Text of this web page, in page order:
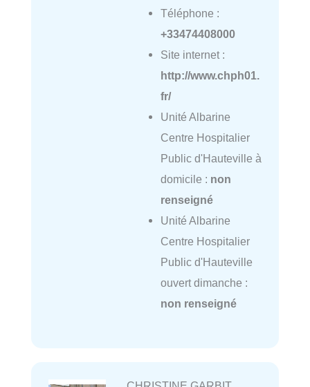
Téléphone :
+33474408000
Site internet :
http://www.chph01.
fr/
Unité Albarine
Centre Hospitalier
Public d'Hauteville à
domicile : non
renseigné
Unité Albarine
Centre Hospitalier
Public d'Hauteville
ouvert dimanche :
non renseigné